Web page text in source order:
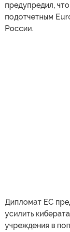
предупредил,
подотчетным
России.
Дипломат ЕС
усилить
учреждения в